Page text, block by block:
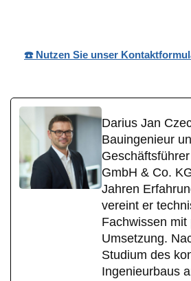
☎️ Nutzen Sie unser
Darius Jan
Bauingenieur
GmbH & Co.
Jahren
vereint er
Fachwissen mit
Umsetzung.
Studium des
Ingenieurbaus